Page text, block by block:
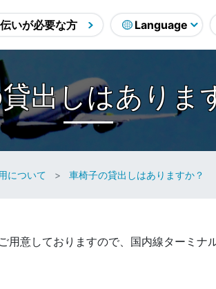
いが必要な方
出しはありま
について 車椅子の貸出しはありますか？
用意しておりますので、国内線ターミナ